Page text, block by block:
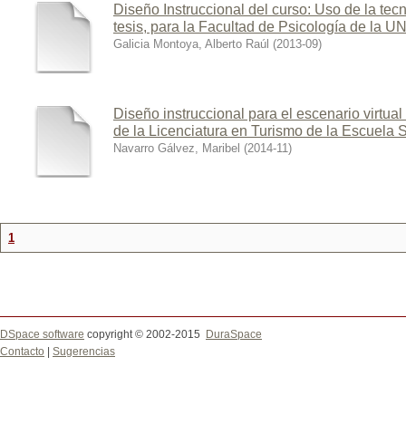
Diseño Instruccional del curso: Uso de la
tesis, para la Facultad de Psicología de la
Galicia Montoya, Alberto Raúl (2013-09)
Diseño instruccional para el escenario
de la Licenciatura en Turismo de la Escuela
Navarro Gálvez, Maribel (2014-11)
1
DSpace software copyright © 2002-2015
DuraSpace
Contacto
Sugerencias